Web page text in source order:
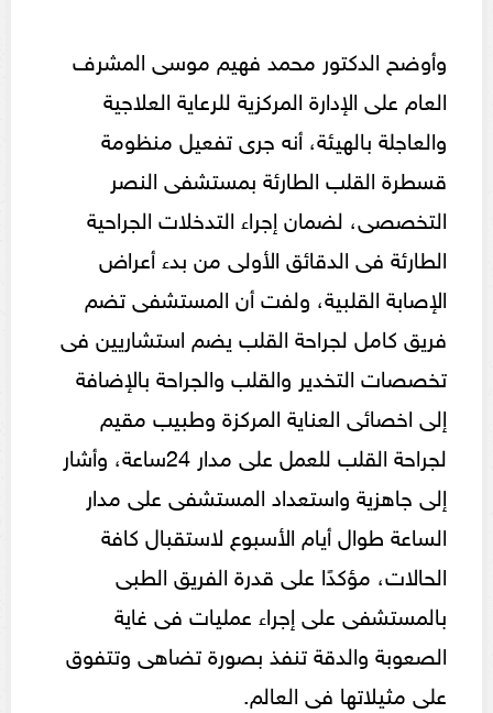
وأوضح الدكتور محمد فهيم موسى المشرف
العام على الإدارة المركزية للرعاية العلاجية
والعاجلة بالهيئة، أنه جرى تفعيل منظومة
قسطرة القلب الطارئة بمستشفى النصر
التخصصى، لضمان إجراء التدخلات الجراحية
الطارئة فى الدقائق الأولى من بدء أعراض
الإصابة القلبية، ولفت أن المستشفى تضم
فريق كامل لجراحة القلب يضم استشاريين فى
تخصصات التخدير والقلب والجراحة بالإضافة
إلى اخصائى العناية المركزة وطبيب مقيم
لجراحة القلب للعمل على مدار 24ساعة، وأشار
إلى جاهزية واستعداد المستشفى على مدار
الساعة طوال أيام الأسبوع لاستقبال كافة
الحالات، مؤكدًا على قدرة الفريق الطبى
بالمستشفى على إجراء عمليات فى غاية
الصعوبة والدقة تنفذ بصورة تضاهى وتتفوق
على مثيلاتها فى العالم.